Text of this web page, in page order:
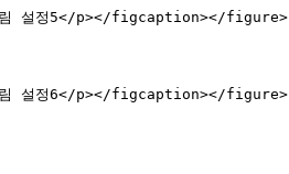
림 설정5</p></figcaption></figure>
설정6</p></figcaption></figure>